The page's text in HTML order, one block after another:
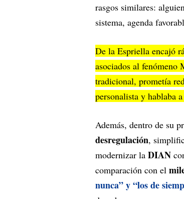
rasgos similares:
sistema, agenda
De la Espriella encajó
asociados al fenómeno
tradicional, prometía
personalista y hablaba
Además, dentro de su
desregulación,
modernizar la DIAN
comparación con el
nunca” y “los de